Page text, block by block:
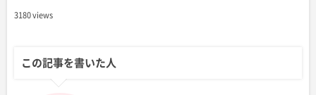
3180 views
この記事を書いた人